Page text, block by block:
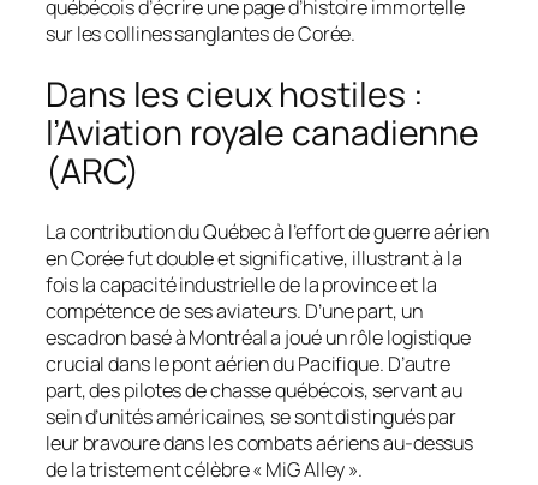
québécois d’écrire une page d’histoire immortelle
sur les collines sanglantes de Corée.
Dans les cieux hostiles :
l’Aviation royale canadienne
(ARC)
La contribution du Québec à l’effort de guerre aérien
en Corée fut double et significative, illustrant à la
fois la capacité industrielle de la province et la
compétence de ses aviateurs. D’une part, un
escadron basé à Montréal a joué un rôle logistique
crucial dans le pont aérien du Pacifique. D’autre
part, des pilotes de chasse québécois, servant au
sein d’unités américaines, se sont distingués par
leur bravoure dans les combats aériens au-dessus
de la tristement célèbre « MiG Alley ».